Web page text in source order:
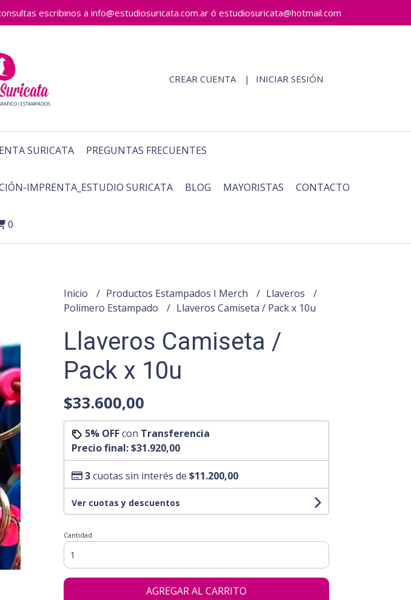
escribinos a info@estudiosuricata.com.ar ó estudiosuricata@hotmail.com
CREAR CUENTA INICIAR SESIÓN
SURICATA PREGUNTAS FRECUENTES
IMPRENTA_ESTUDIO SURICATA BLOG MAYORISTAS CONTACTO
0
Inicio Productos Estampados I Merch
Llaveros
Polimero Estampado
Llaveros Camiseta / Pack x 10u
Llaveros Camiseta /
Pack x 10u
$33.600,00
5% OFFcon Transferencia
Precio final:$31.920,00
3cuotas sin interés de $11.200,00
Ver cuotas y descuentos
Cantidad
AGREGAR AL CARRITO